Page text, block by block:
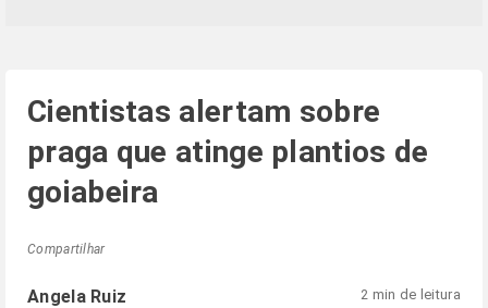
Cientistas alertam sobre
praga que atinge plantios de
goiabeira
Compartilhar
Angela Ruiz 2 min de leitura